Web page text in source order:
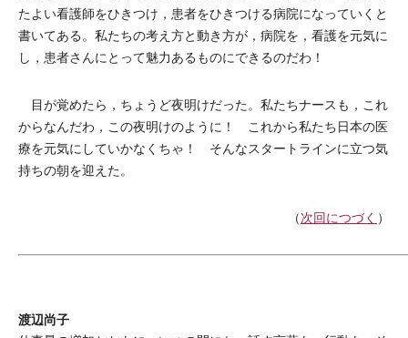
たよい看護師をひきつけ，患者をひきつける病院になっていくと
書いてある。私たちの考え方と動き方が，病院を，看護を元気に
し，患者さんにとって魅力あるものにできるのだわ！
目が覚めたら，ちょうど夜明けだった。私たちナースも，これ
からなんだわ，この夜明けのように！ これから私たち日本の医
療を元気にしていかなくちゃ！ そんなスタートラインに立つ気
持ちの朝を迎えた。
（次回につづく ）
渡辺尚子